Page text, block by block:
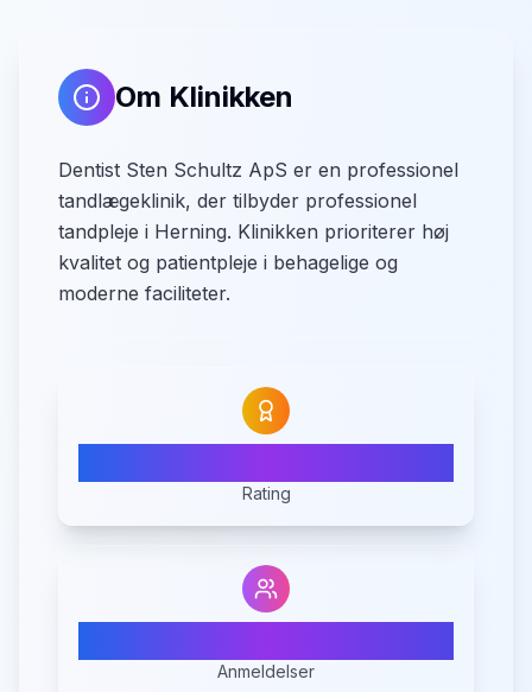
Om Klinikken
Dentist Sten Schultz ApS er en professionel
tandlægeklinik, der tilbyder professionel
tandpleje i Herning. Klinikken prioriterer høj
kvalitet og patientpleje i behagelige og
moderne faciliteter.
Rating
Anmeldelser